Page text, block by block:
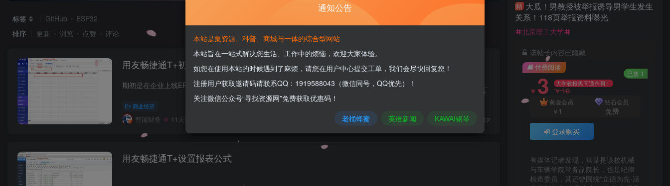
标签 GitHub
ESP32
排序
更新 浏览 点赞 评论
用友畅捷通T+初始化（期初）数据
期初是在企业上线ERP系统，或者在新建账套时，前期业务结余或未完成业务录入的一个过程。01 期初余额库存期初余额路径：基础设置—初始化--期初余额—库存期初余额根据账套启用日期前，库存存货...
商业经济
智能财务 11天前 0 42 12
用友畅捷通T+设置报表公式
精 大瓜！男教授被举报诱导男学生发生
关系！118页举报资料曝光
北京理工大学
该帖子内容已隐藏
付费阅读
已售 1
￥ 3 大学教授男同通杀啊！
￥10
黄金会员
￥ 1
钻石会员
免费
登录购买
有媒体记者发现，宫某是该校机械
与车辆学院常务副院长，也是纪律
检查委员，其还曾围绕“立德为先-涵
通知公告
本站是集资源、科普、商城与一体的综合型网站
本站旨在一站式解决您生活、工作中的烦恼，欢迎大家体验。
如您在使用本站的时候遇到了麻烦，请您在用户中心提交工单，我们会尽快回复您！
注册用户获取邀请码请联系QQ：1919588043（微信同号，QQ优先）！
关注微信公众号“寻找资源网”免费获取优惠码！
老桶蜂蜜 英语新闻 KAWAI钢琴